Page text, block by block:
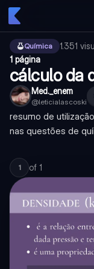
Química 1.351
1 página
cálculo da
Med._enem
@leticialascoski
resumo de
nas questões de
1 of 1